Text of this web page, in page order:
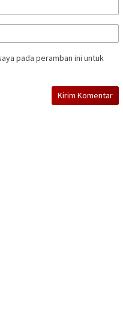
pada peramban ini untuk